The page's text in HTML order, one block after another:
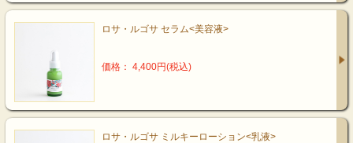
ロサ・ルゴサ セラム<美容液>
価格： 4,400円(税込)
ロサ・ルゴサ ミルキーローション<乳液>